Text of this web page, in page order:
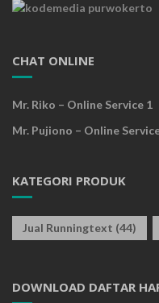
CHAT ONLINE
Mr. Riko – Online Service 1
Mr. Pujiono – Online
KATEGORI PRODUK
Jual Runningtext (44)
DOWNLOAD DAFTAR